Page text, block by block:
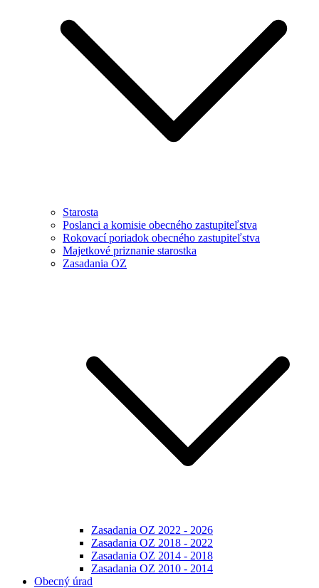
Starosta
Poslanci a komisie obecného zastupiteľstva
Rokovací poriadok obecného zastupiteľstva
Majetkové priznanie starostka
Zasadania OZ
Zasadania OZ 2022 - 2026
Zasadania OZ 2018 - 2022
Zasadania OZ 2014 - 2018
Zasadania OZ 2010 - 2014
Obecný úrad